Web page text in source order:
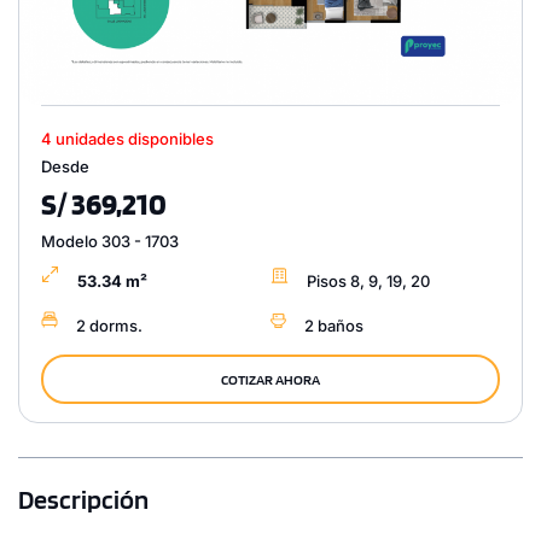
4 unidades disponibles
Desde
S/ 369,210
Modelo 303 - 1703
53.34 m² Pisos 8, 9, 19, 20
2 dorms. 2 baños
COTIZAR AHORA
Descripción